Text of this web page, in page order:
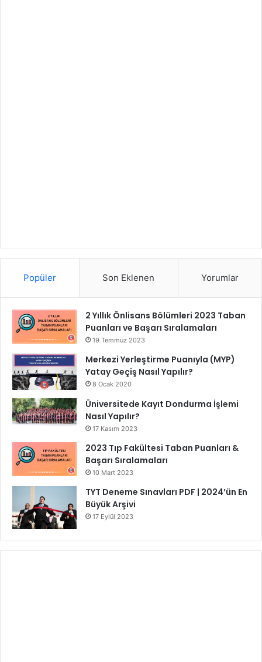
Popüler Son Eklenen Yorumlar
2 Yıllık Önlisans Bölümleri 2023 Taban
Puanları ve Başarı Sıralamaları
19 Temmuz 2023
Merkezi Yerleştirme Puanıyla (MYP)
Yatay Geçiş Nasıl Yapılır?
8 Ocak 2020
Üniversitede Kayıt Dondurma İşlemi
Nasıl Yapılır?
17 Kasım 2023
2023 Tıp Fakültesi Taban Puanları &
Başarı Sıralamaları
10 Mart 2023
TYT Deneme Sınavları PDF | 2024’ün En
Büyük Arşivi
17 Eylül 2023